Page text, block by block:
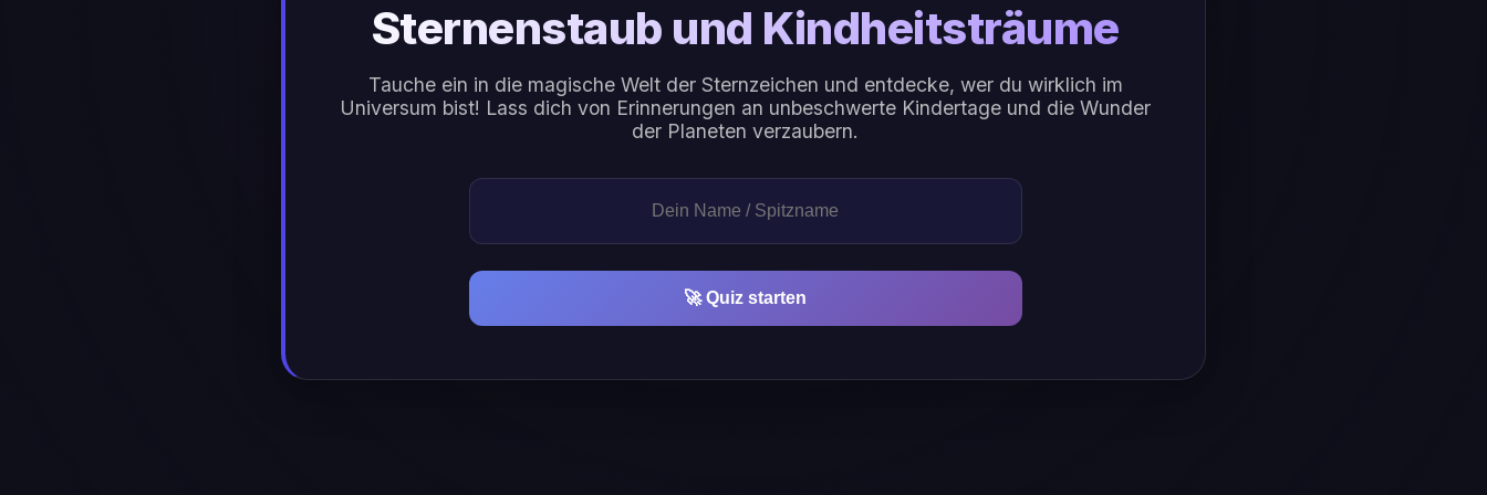
Sternenstaub und Kindheitsträume
Tauche ein in die magische Welt der Sternzeichen und entdecke, wer du wirklich im
Universum bist! Lass dich von Erinnerungen an unbeschwerte Kindertage und die Wunder
der Planeten verzaubern.
🚀 Quiz starten